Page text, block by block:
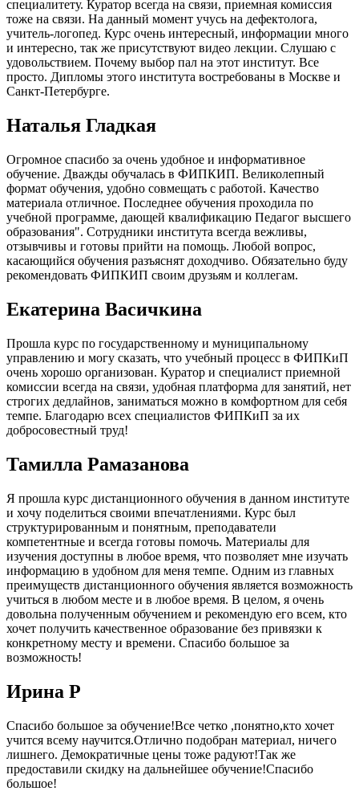
специалитету. Куратор всегда на связи, приемная комиссия
тоже на связи. На данный момент учусь на дефектолога,
учитель-логопед. Курс очень интересный, информации много
и интересно, так же присутствуют видео лекции. Слушаю с
удовольствием. Почему выбор пал на этот институт. Все
просто. Дипломы этого института востребованы в Москве и
Санкт-Петербурге.
Наталья Гладкая
Огромное спасибо за очень удобное и информативное
обучение. Дважды обучалась в ФИПКИП. Великолепный
формат обучения, удобно совмещать с работой. Качество
материала отличное. Последнее обучения проходила по
учебной программе, дающей квалификацию Педагог высшего
образования". Сотрудники института всегда вежливы,
отзывчивы и готовы прийти на помощь. Любой вопрос,
касающийся обучения разъяснят доходчиво. Обязательно буду
рекомендовать ФИПКИП своим друзьям и коллегам.
Екатерина Васичкина
Прошла курс по государственному и муниципальному
управлению и могу сказать, что учебный процесс в ФИПКиП
очень хорошо организован. Куратор и специалист приемной
комиссии всегда на связи, удобная платформа для занятий, нет
строгих дедлайнов, заниматься можно в комфортном для себя
темпе. Благодарю всех специалистов ФИПКиП за их
добросовестный труд!
Тамилла Рамазанова
Я прошла курс дистанционного обучения в данном институте
и хочу поделиться своими впечатлениями. Курс был
структурированным и понятным, преподаватели
компетентные и всегда готовы помочь. Материалы для
изучения доступны в любое время, что позволяет мне изучать
информацию в удобном для меня темпе. Одним из главных
преимуществ дистанционного обучения является возможность
учиться в любом месте и в любое время. В целом, я очень
довольна полученным обучением и рекомендую его всем, кто
хочет получить качественное образование без привязки к
конкретному месту и времени. Спасибо большое за
возможность!
Ирина Р
Спасибо большое за обучение!Все четко ,понятно,кто хочет
учится всему научится.Отлично подобран материал, ничего
лишнего. Демократичные цены тоже радуют!Так же
предоставили скидку на дальнейшее обучение!Спасибо
большое!